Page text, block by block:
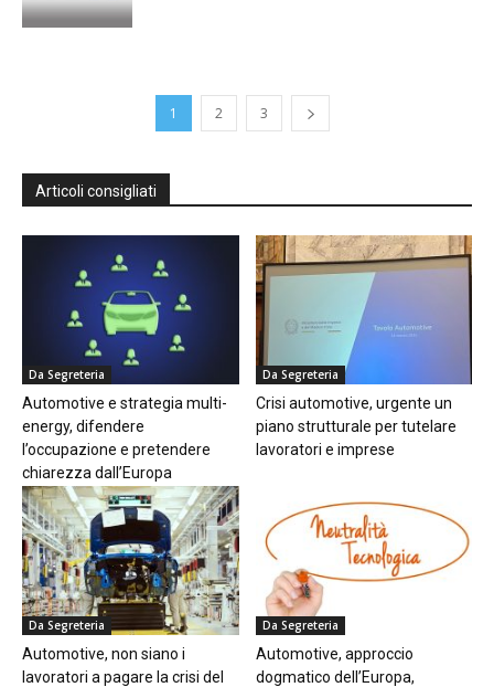
1 2 3
Articoli consigliati
Da Segreteria
Automotive e strategia multi-
energy, difendere
l’occupazione e pretendere
chiarezza dall’Europa
Da Segreteria
Crisi automotive, urgente un
piano strutturale per tutelare
lavoratori e imprese
Da Segreteria
Automotive, non siano i
lavoratori a pagare la crisi del
Da Segreteria
Automotive, approccio
dogmatico dell’Europa,